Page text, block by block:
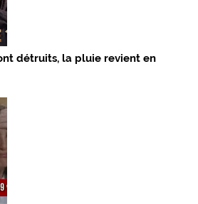
détruits, la pluie revient en